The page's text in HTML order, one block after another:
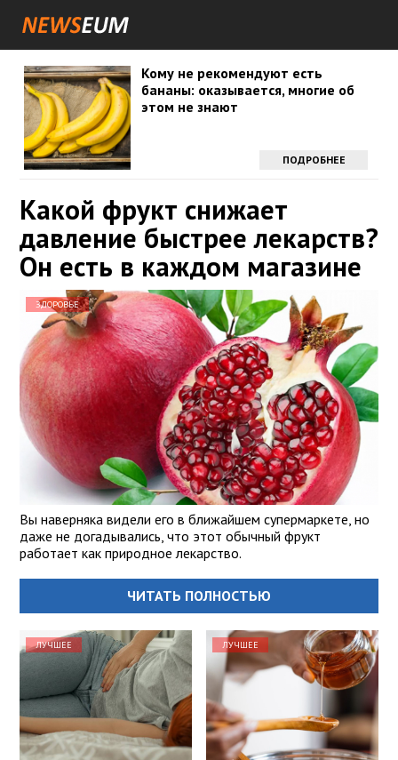
Кому не рекомендуют есть
бананы: оказывается, многие об
этом не знают
ПОДРОБНЕЕ
Какой фрукт снижает
давление быстрее лекарств?
Он есть в каждом магазине
ЗДОРОВЬЕ
Вы наверняка видели его в ближайшем супермаркете, но
даже не догадывались, что этот обычный фрукт
работает как природное лекарство.
ЧИТАТЬ ПОЛНОСТЬЮ
ЛУЧШЕЕ ЛУЧШЕЕ